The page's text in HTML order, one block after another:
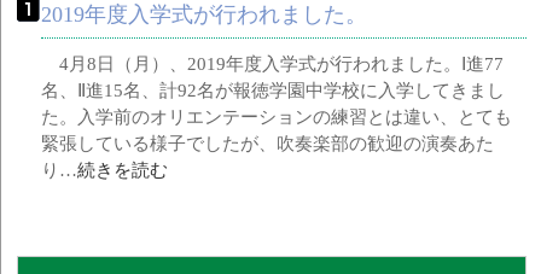
2019年度入学式が行われました。
4月8日（月）、2019年度入学式が行われました。Ⅰ進77
名、Ⅱ進15名、計92名が報徳学園中学校に入学してきまし
た。入学前のオリエンテーションの練習とは違い、とても
緊張している様子でしたが、吹奏楽部の歓迎の演奏あた
り…続きを読む